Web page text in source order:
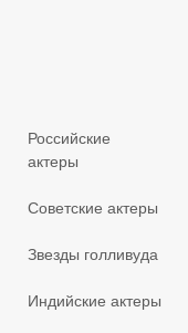
Российские
актеры
Советские актеры
Звезды голливуда
Индийские актеры